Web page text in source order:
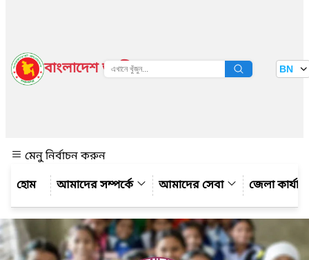
বাংলাদেশ জাতীয় তথ্য বাতায়ন BN
মেনু নির্বাচন করুন
আমাদের সম্পর্কে
আমাদের সেবা জেলা